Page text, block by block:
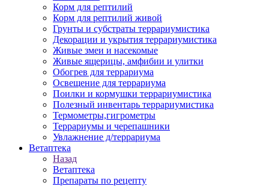
Корм для рептилий
Корм для рептилий живой
Грунты и субстраты террариумистика
Декорации и укрытия террариумистика
Живые змеи и насекомые
Живые ящерицы, амфибии и улитки
Обогрев для террариума
Освещение для террариума
Поилки и кормушки террариумистика
Полезный инвентарь террариумистика
Термометры,гигрометры
Террариумы и черепашники
Увлажнение д/террариума
Ветаптека
Назад
Ветаптека
Препараты по рецепту